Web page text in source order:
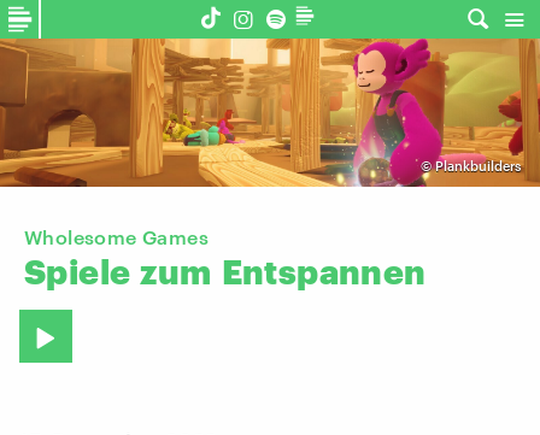
©Plankbuilders
Wholesome Games
Spiele zum Entspannen